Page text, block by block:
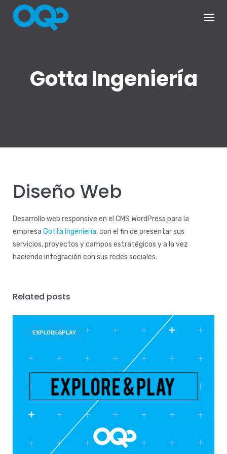
content
Gotta Ingeniería
Diseño Web
Desarrollo web responsive en el CMS WordPress para la
empresa Gotta Ingeniería, con el fin de presentar sus
servicios, proyectos y campos estratégicos y a la vez
haciendo integración con sus redes sociales.
Related posts
EXPLORE&PLAY